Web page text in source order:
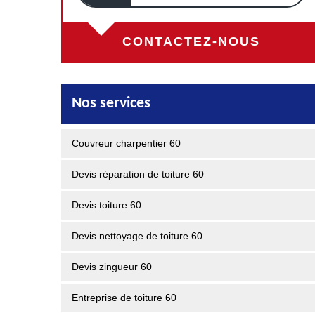
CONTACTEZ-NOUS
Nos services
Couvreur charpentier 60
Devis réparation de toiture 60
Devis toiture 60
Devis nettoyage de toiture 60
Devis zingueur 60
Entreprise de toiture 60